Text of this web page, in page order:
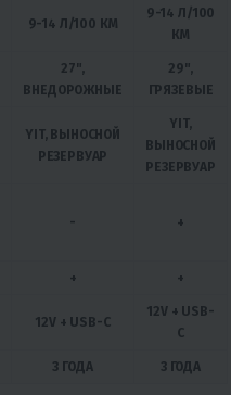
9-14 Л/100 КМ
9-14 Л/100
КМ
27",
ВНЕДОРОЖНЫЕ
29",
ГРЯЗЕВЫЕ
YIT, ВЫНОСНОЙ
РЕЗЕРВУАР
YIT,
ВЫНОСНОЙ
РЕЗЕРВУАР
- +
+ +
12V + USB-C
12V + USB-
C
3 ГОДА 3 ГОДА